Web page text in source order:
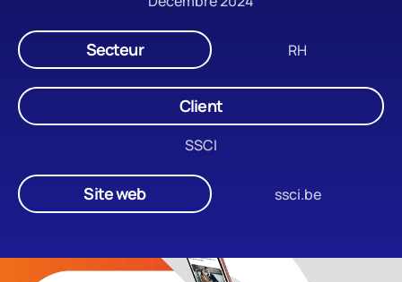
Secteur RH
Client
SSCI
Site web ssci.be